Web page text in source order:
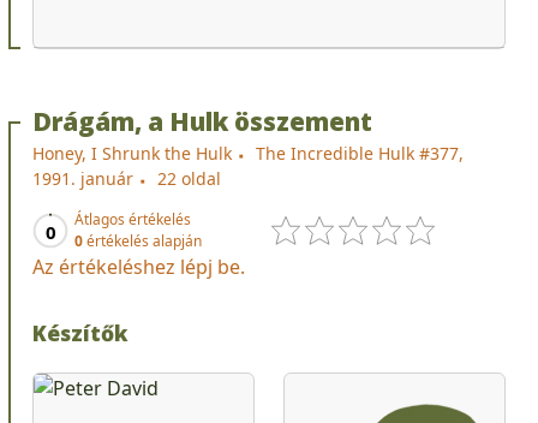
Drágám, a Hulk összement
Honey, I Shrunk the Hulk
The Incredible Hulk #377,
1991. január
22 oldal
0
Átlagos értékelés
0értékelés alapján
Az értékeléshez lépj be.
Készítők